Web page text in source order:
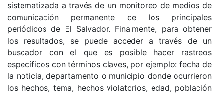
sistematizada a través de un monitoreo de medios de
comunicación permanente de los principales
periódicos de El Salvador. Finalmente, para obtener
los resultados, se puede acceder a través de un
buscador con el que es posible hacer rastreos
específicos con términos claves, por ejemplo: fecha de
la noticia, departamento o municipio donde ocurrieron
los hechos, tema, hechos violatorios, edad, población